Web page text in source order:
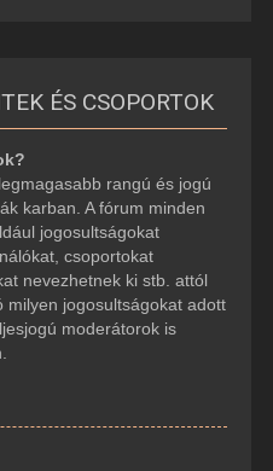
ÉS CSOPORTOK
rangú és jogú
karban. A fórum minden
jogosultságokat
csoportokat
nevezhetnek ki stb. attól
jogosultságokat adott
moderátorok is